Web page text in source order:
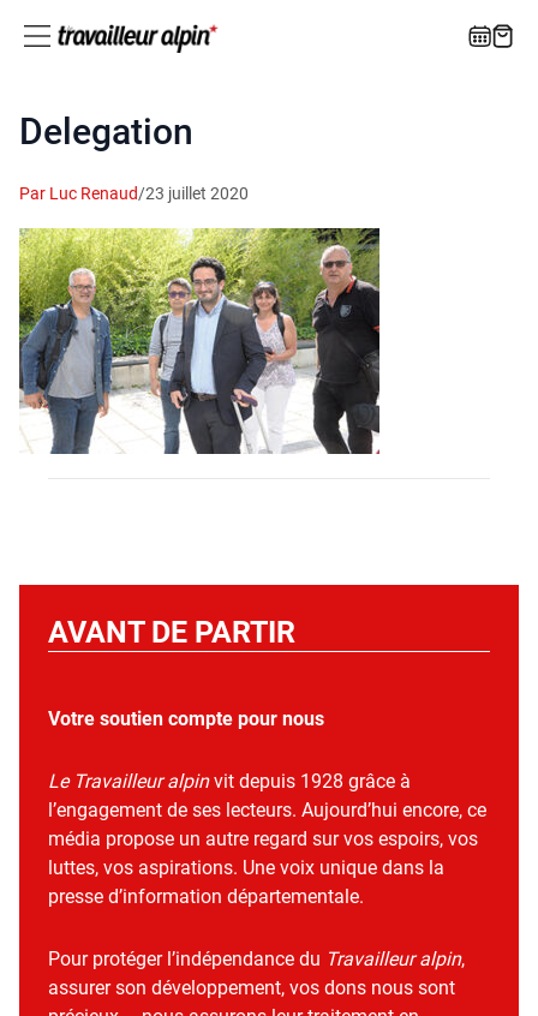
Delegation
Par Luc Renaud/23 juillet 2020
AVANT DE PARTIR
Votre soutien compte pour nous
Le Travailleur alpinvit depuis 1928 grâce à
l’engagement de ses lecteurs. Aujourd’hui encore, ce
média propose un autre regard sur vos espoirs, vos
luttes, vos aspirations. Une voix unique dans la
presse d’information départementale.
Pour protéger l’indépendance du Travailleur alpin,
assurer son développement, vos dons nous sont